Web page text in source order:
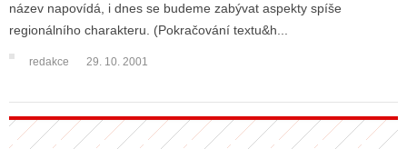
STRÁNKY RÁDIÍ
TISK
název napovídá, i dnes se budeme zabývat aspekty spíše
regionálního charakteru. (Pokračování textu&h...
redakce 29. 10. 2001